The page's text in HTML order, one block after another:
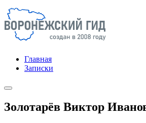
Главная
Записки
Золотарёв Виктор